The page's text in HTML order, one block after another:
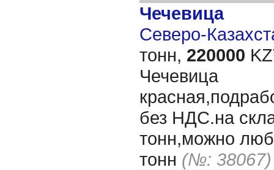
Чечевица
Северо-
тонн, 220000
Чечевица
без НДС.на
тонн,можно
тонн (№: 38067)